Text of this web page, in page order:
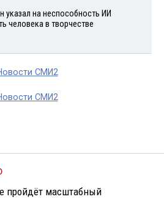
указал на неспособность ИИ
человека в творчестве
СМИ2
СМИ2
пройдёт масштабный